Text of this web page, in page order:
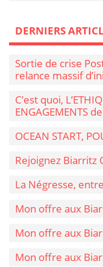
DERNIERS
Sortie de crise
relance massif
C’est quoi,
ENGAGEMENTS
OCEAN START,
Rejoignez Biarritz
La Négresse,
Mon offre aux
Mon offre aux
Mon offre aux